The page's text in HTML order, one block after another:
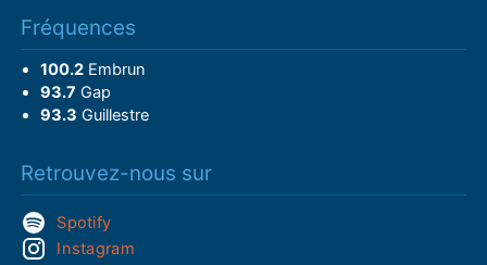
Fréquences
100.2Embrun
93.7 Gap
93.3 Guillestre
Retrouvez-nous sur
Spotify
Instagram